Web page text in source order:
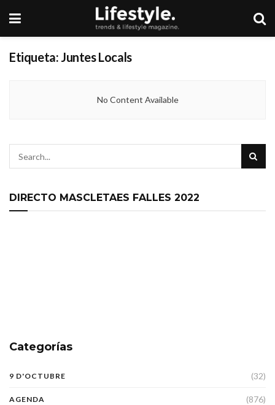
Etiqueta: Juntes Locals
No Content Available
DIRECTO MASCLETAES FALLES 2022
Categorías
9 D'OCTUBRE (32)
AGENDA (876)